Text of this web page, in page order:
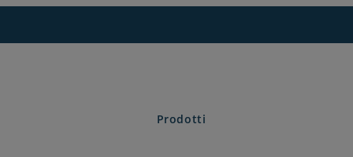
Prodotti